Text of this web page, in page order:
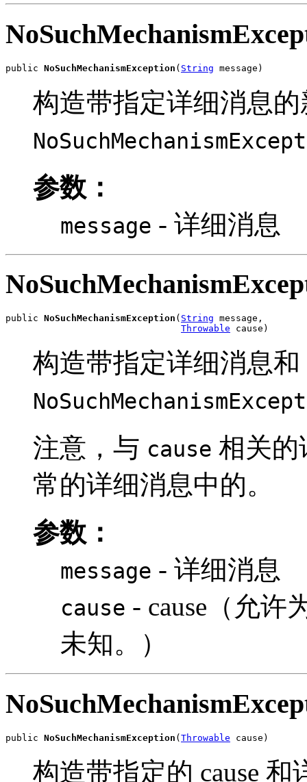
public NoSuchMechanismException ( String message)
构造带指定详细消息的
参数：
message - 详细消息
public NoSuchMechanismException ( String message,
Throwable cause)
构造带指定详细消息和
注意，与 cause 相关的
常的详细消息中的。
参数：
message - 详细消息
cause - cause（允许
未知。）
public NoSuchMechanismException (Throwable cause)
构造带指定的 cause